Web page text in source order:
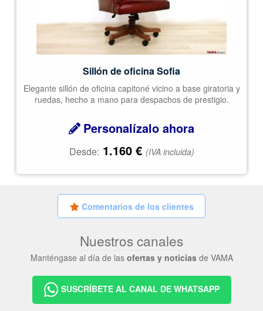
Sillón de oficina Sofia
Elegante sillón de oficina capitoné vicino a base giratoria y
ruedas, hecho a mano para despachos de prestigio.
Personalízalo ahora
Desde: 1.160 € (IVA incluida)
Comentarios de los clientes
Nuestros canales
Manténgase al día de las ofertas y noticiasde VAMA
SUSCRÍBETE AL CANAL DE WHATSAPP